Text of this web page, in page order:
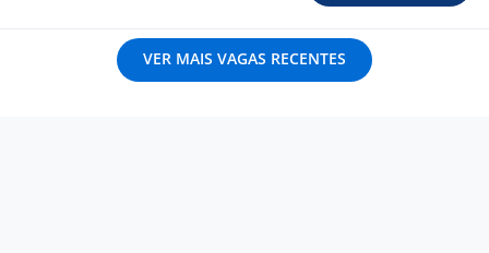
VER MAIS VAGAS RECENTES